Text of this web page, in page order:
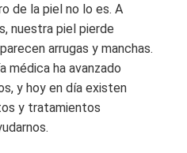
de la piel no lo es. A
nuestra piel pierde
arrugas y manchas.
médica ha avanzado
y hoy en día existen
y tratamientos